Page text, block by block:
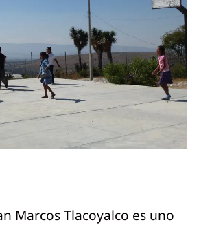
Marcos Tlacoyalco es uno